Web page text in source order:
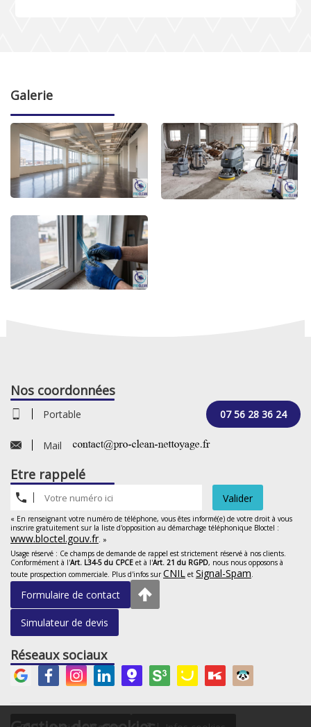
Galerie
Nos coordonnées
Portable 07 56 28 36 24
Mail
Etre rappelé
Valider
« En renseignant votre numéro de téléphone, vous êtes informé(e) de votre droit à vous
inscrire gratuitement sur la liste d'opposition au démarchage téléphonique Bloctel :
www.bloctel.gouv.fr. »
Usage réservé : Ce champs de demande de rappel est strictement réservé à nos clients.
Conformément à l'Art. L34-5 du CPCE et à l'Art. 21 du RGPD, nous nous opposons à
toute prospection commerciale. Plus d'infos surCNIL et Signal-Spam.
Formulaire de contact
Simulateur de devis
Réseaux sociaux